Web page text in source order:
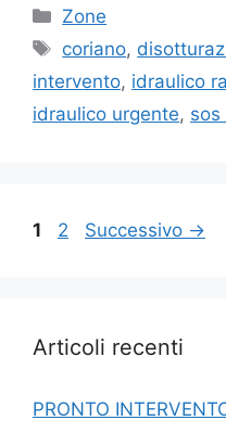
Categorie
Zone
Tag
coriano,
intervento, idraulico
idraulico urgente, sos
Pagina
1 Pagina
2 Successivo →
Articoli recenti
PRONTO